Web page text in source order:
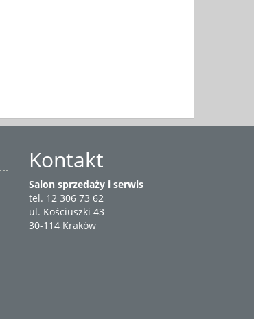
Kontakt
Salon sprzedaży i serwis
tel. 12 306 73 62
ul. Kościuszki 43
30-114 Kraków